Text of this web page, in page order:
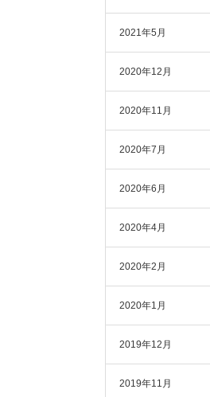
2021年5月
2020年12月
2020年11月
2020年7月
2020年6月
2020年4月
2020年2月
2020年1月
2019年12月
2019年11月